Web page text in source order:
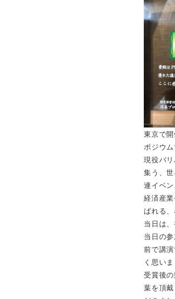
東京で
ポジウ
現役バ
集う、
連イベン
経済産
ばれる、
当日は
当日の
前で講
く思いま
受賞後
葉を頂